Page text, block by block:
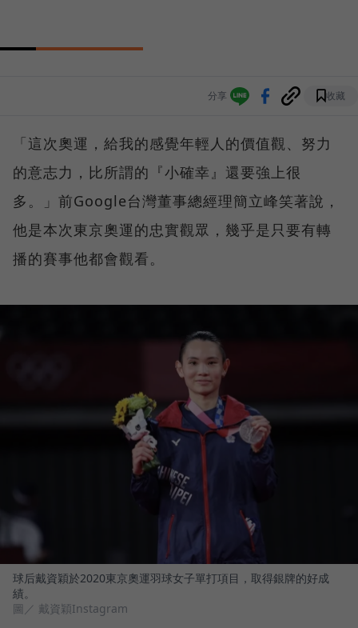
分享 收藏
「這次奧運，給我的感覺年輕人的價值觀、努力
的意志力，比所謂的『小確幸』還要強上很
多。」前Google台灣董事總經理簡立峰笑著說，
他是本次東京奧運的忠實觀眾，幾乎是只要有轉
播的賽事他都會觀看。
球后戴資穎於2020東京奧運羽球女子單打項目，取得銀牌的好成
績。
圖／ 戴資穎Instagram